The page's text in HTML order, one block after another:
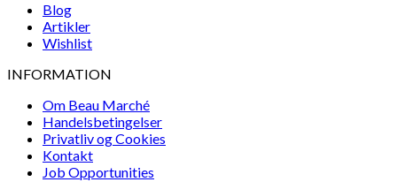
Blog
Artikler
Wishlist
INFORMATION
Om Beau Marché
Handelsbetingelser
Privatliv og Cookies
Kontakt
Job Opportunities